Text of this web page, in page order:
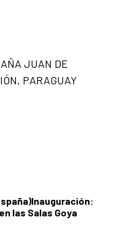
Inauguración:
las Salas Goya
JUAN DE
PARAGUAY